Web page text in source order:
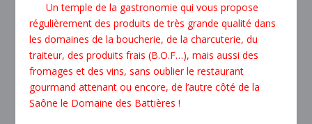
Un temple de la gastronomie qui vous propose
régulièrement des produits de très grande qualité dans
les domaines de la boucherie, de la charcuterie, du
traiteur, des produits frais (B.O.F…), mais aussi des
fromages et des vins, sans oublier le restaurant
gourmand attenant ou encore, de l’autre côté de la
Saône le Domaine des Battières !